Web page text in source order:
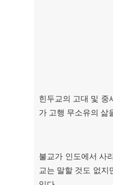
힌두교의 고대 및 중
가 고행 무소유의 삶
불교가 인도에서 사
교는 말할 것도 없지